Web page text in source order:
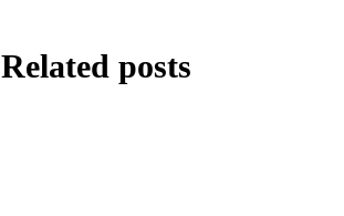
Related posts